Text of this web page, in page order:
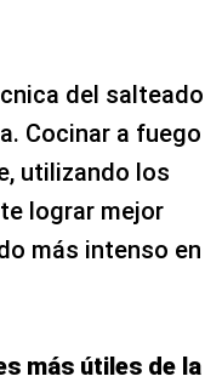
del salteado
Cocinar a fuego
utilizando los
lograr mejor
más intenso en
más útiles de la